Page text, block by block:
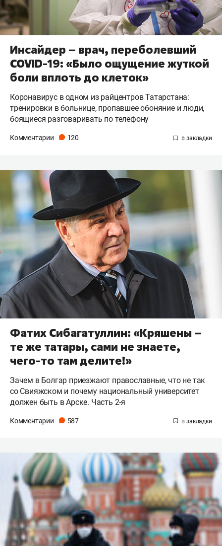
Инсайдер – врач, переболевший
COVID-19: «Было ощущение жуткой
боли вплоть до клеток»
Коронавирус в одном из райцентров Татарстана:
тренировки в больнице, пропавшее обоняние и люди,
боящиеся разговаривать по телефону
Комментарии 120
Фатих Сибагатуллин: «Кряшены –
те же татары, сами не знаете,
чего-то там делите!»
Зачем в Болгар приезжают православные, что не так
со Свияжском и почему национальный университет
должен быть в Арске. Часть 2-я
Комментарии 587